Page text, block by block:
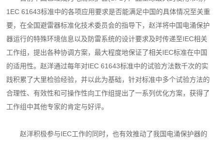
1EC 61643标准中的各项应用要求是否能满足中国的具体情况至关重
要，在全国避雷器标准化技术委员会的指导下，赵洋将中国电涌保护
器运行的特殊环境信息以及防雷系统的设计要求及时传递至IEC相关
工作组，提出各种协调方案，最大程度地保证了相关IEC标准在中国
的适用性。赵洋通过每年对IEC 61643标准中的试验方法数千次的实
践积累了大里检验经验，并以此为基础，针对标准中多个试验方法的
合理性、有效性和可操作性向工作组提出了一系列优化方案，获得了
工作组中其他专家的肯定与好评。
赵洋积极参与IEC工作的同时，也有效推动了我国电涌保护器的